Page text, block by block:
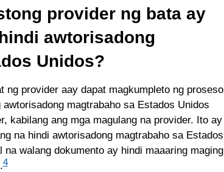
provider ng bata ay
awtorisadong
Unidos?
ng provider aay dapat magkumpleto ng proseso
magtrabaho sa Estados Unidos
kabilang ang mga magulang na provider. Ito ay
na hindi awtorisadong magtrabaho sa Estados
walang dokumento ay hindi maaaring maging
4